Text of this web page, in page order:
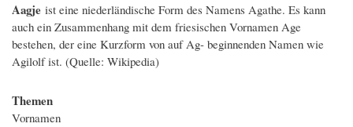
Aagje ist eine niederländische Form des Namens Agathe. Es kann
auch ein Zusammenhang mit dem friesischen Vornamen Age
bestehen, der eine Kurzform von auf Ag- beginnenden Namen wie
Agilolf ist. (Quelle: Wikipedia)
Themen
Vornamen